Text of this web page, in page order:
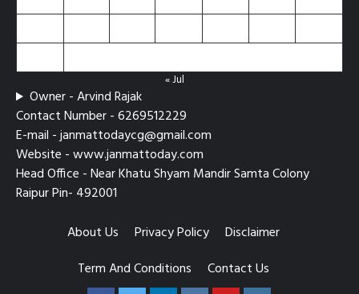
« Jul
Owner - Arvind Rajak
Contact Number - 6269512229
E-mail - janmattodaycg@gmail.com
Website - www.janmattoday.com
Head Office - Near Khatu Shyam Mandir Samta Colony
Raipur Pin- 492001
About Us
Privacy Policy
Disclaimer
Term And Conditions
Contact Us